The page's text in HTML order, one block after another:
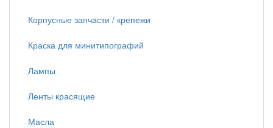
Корпусные запчасти / крепежи
Краска для минитипографий
Лампы
Ленты красящие
Масла